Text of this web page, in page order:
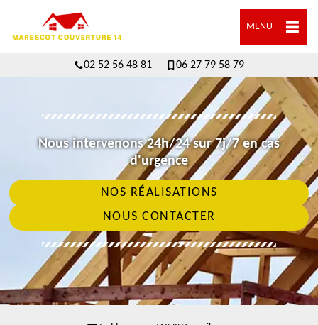
MENU
02 52 56 48 81 06 27 79 58 79
Nous intervenons 24h/24 sur 7j/7 en cas
d'urgence
NOS RÉALISATIONS
NOUS CONTACTER